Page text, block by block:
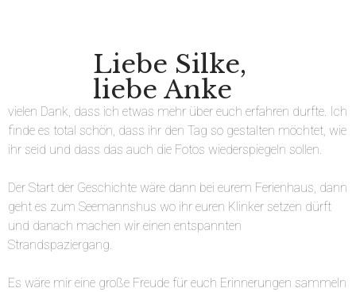
Liebe Silke,
liebe Anke
vielen Dank, dass ich etwas mehr über euch erfahren durfte. Ich
finde es total schön, dass ihr den Tag so gestalten möchtet, wie
ihr seid und dass das auch die Fotos wiederspiegeln sollen.
Der Start der Geschichte wäre dann bei eurem Ferienhaus, dann
geht es zum Seemannshus wo ihr euren Klinker setzen dürft
und danach machen wir einen entspannten
Strandspaziergang.
Es wäre mir eine große Freude für euch Erinnerungen sammeln